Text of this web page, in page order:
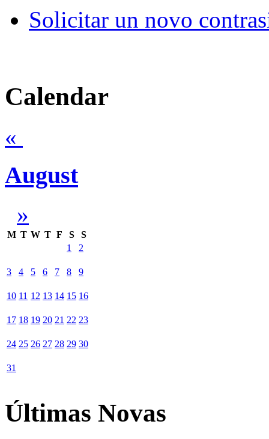
Solicitar un novo
Calendar
«
August
»
M T W T F S
S
1
2
3 4 5 6 7 8 9
10 11 12 13 14 15 16
17 18 19 20 21 22 23
24 25 26 27 28 29 30
31
Últimas Novas